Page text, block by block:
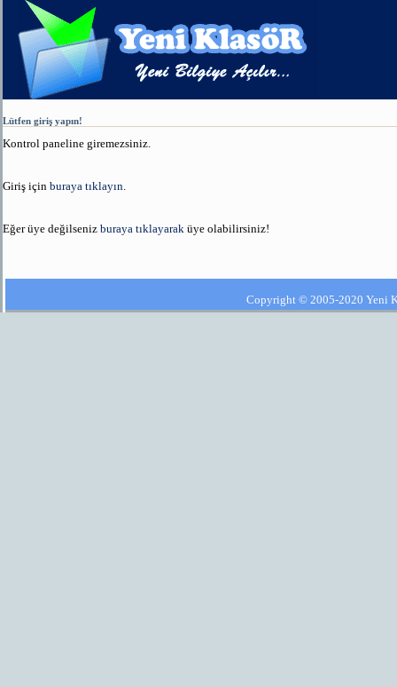
Lütfen giriş yapın!
Kontrol paneline giremezsiniz.
Giriş için buraya tıklayın
Eğer üye değilseniz buraya tıklayarak üye olabilirsiniz!
Copyright © 2005-2020 Yeni